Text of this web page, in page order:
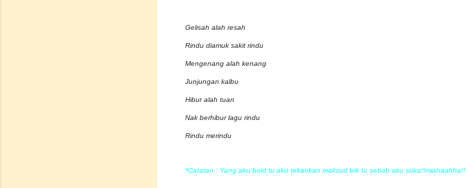
Gelisah alah resah
Rindu diamuk sakit rindu
Mengenang alah kenang
Junjungan kalbu
Hibur alah tuan
Nak berhibur lagu rindu
Rindu merindu
*Catatan : Yang aku bold tu aku tekankan maksud lirik tu sebab aku suka!!miahaahha!!